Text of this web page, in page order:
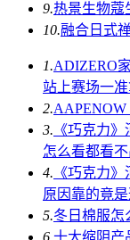
9.热景生物蔻
10.融合日式
1.ADIZERO
站上赛场一
2.AAPENOW
3. 《巧克力
怎么看都看不
4. 《巧克力
原因靠的竟是
5.冬日棉服怎